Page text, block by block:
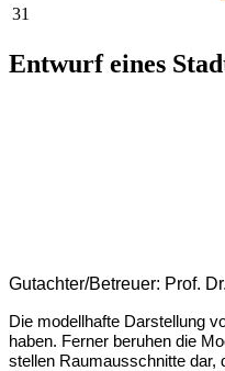
31
Entwurf eines
Gutachter/Betreuer: Prof.
Die modellhafte Darstellung
haben. Ferner beruhen die
stellen Raumausschnitte dar,